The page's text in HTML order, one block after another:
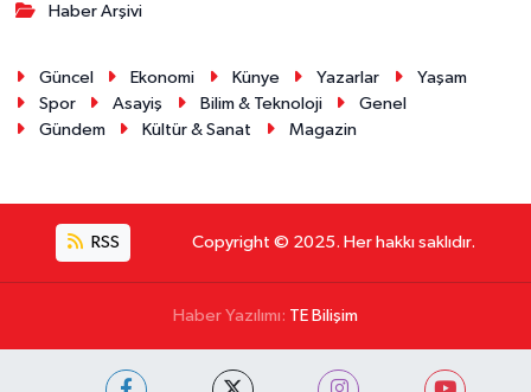
Haber Arşivi
Güncel Ekonomi Künye Yazarlar
Yaşam
Spor
Asayiş Bilim & Teknoloji
Genel
Gündem
Kültür & Sanat Magazin
RSS Copyright © 2025. Her hakkı saklıdır.
Haber Yazılımı: TE Bilişim